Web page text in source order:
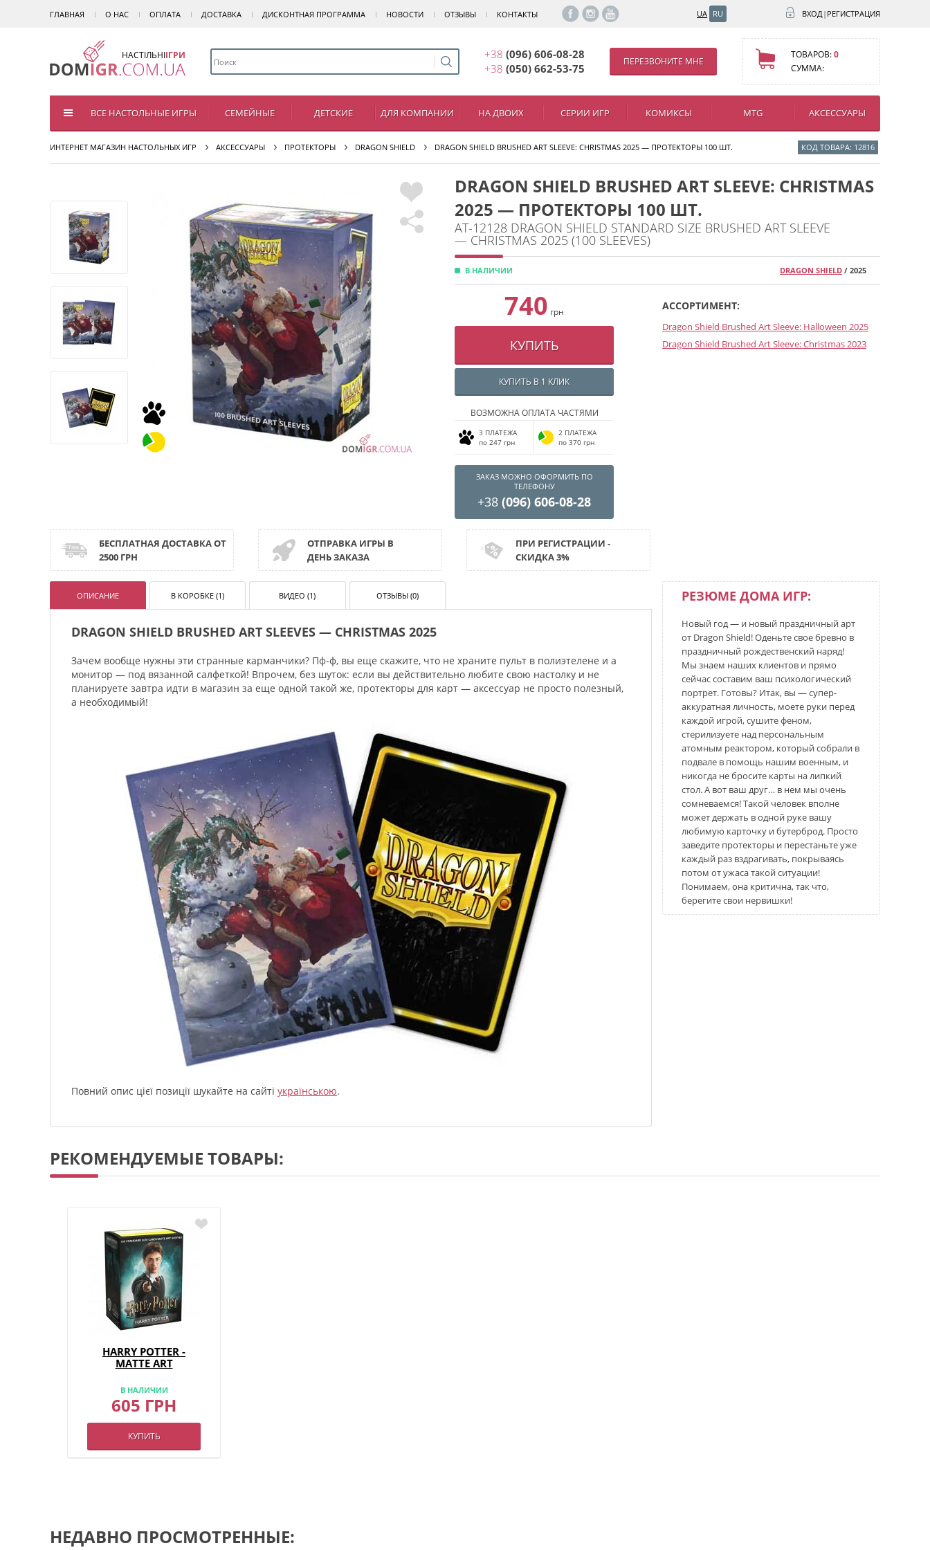
ГЛАВНАЯ О НАС ОПЛАТА ДОСТАВКА ДИСКОНТНАЯ ПРОГРАММА НОВОСТИ ОТЗЫВЫ КОНТАКТЫ UA RU ВХОД| РЕГИСТРАЦИЯ
НАСТІЛЬНІІГРИ +38 (096) 606-08-28
+38 (050) 662-53-75
ПЕРЕЗВОНИТЕ МНЕ
ТОВАРОВ:0
СУММА:
ВСЕ НАСТОЛЬНЫЕ ИГРЫ СЕМЕЙНЫЕ ДЕТСКИЕ ДЛЯ КОМПАНИИ НА ДВОИХ СЕРИИ ИГР КОМИКСЫ MTG АКСЕССУАРЫ
ИНТЕРНЕТ МАГАЗИН НАСТОЛЬНЫХ ИГР АКСЕССУАРЫ ПРОТЕКТОРЫ DRAGON SHIELD DRAGON SHIELD BRUSHED ART SLEEVE: CHRISTMAS 2025 — ПРОТЕКТОРЫ 100 ШТ. КОД ТОВАРА: 12816
DRAGON SHIELD BRUSHED ART SLEEVE: CHRISTMAS
2025 — ПРОТЕКТОРЫ 100 ШТ.
AT-12128 DRAGON SHIELD STANDARD SIZE BRUSHED ART SLEEVE
— CHRISTMAS 2025 (100 SLEEVES)
В НАЛИЧИИ DRAGON SHIELD / 2025
740 грн
КУПИТЬ
КУПИТЬ В 1 КЛИК
ВОЗМОЖНА ОПЛАТА ЧАСТЯМИ
3 ПЛАТЕЖА
по 247 грн
2 ПЛАТЕЖА
по 370 грн
ЗАКАЗ МОЖНО ОФОРМИТЬ ПО
ТЕЛЕФОНУ
+38 (096) 606-08-28
АССОРТИМЕНТ:
Dragon Shield Brushed Art Sleeve: Halloween 2025
Dragon Shield Brushed Art Sleeve: Christmas 2023
БЕСПЛАТНАЯ ДОСТАВКА ОТ
2500 ГРН
ОТПРАВКА ИГРЫ В
ДЕНЬ ЗАКАЗА
ПРИ РЕГИСТРАЦИИ -
СКИДКА 3%
РЕЗЮМЕ ДОМА ИГР:
Новый год — и новый праздничный арт
от Dragon Shield! Оденьте свое бревно в
праздничный рождественский наряд!
Мы знаем наших клиентов и прямо
сейчас составим ваш психологический
портрет. Готовы? Итак, вы — супер-
аккуратная личность, моете руки перед
каждой игрой, сушите феном,
стерилизуете над персональным
атомным реактором, который собрали в
подвале в помощь нашим военным, и
никогда не бросите карты на липкий
стол. А вот ваш друг… в нем мы очень
сомневаемся! Такой человек вполне
может держать в одной руке вашу
любимую карточку и бутерброд. Просто
заведите протекторы и перестаньте уже
каждый раз вздрагивать, покрываясь
потом от ужаса такой ситуации!
Понимаем, она критична, так что,
берегите свои нервишки!
ОПИСАНИЕ В КОРОБКЕ (1) ВИДЕО (1) ОТЗЫВЫ (0)
DRAGON SHIELD BRUSHED ART SLEEVES — CHRISTMAS 2025
Зачем вообще нужны эти странные карманчики? Пф-ф, вы еще скажите, что не храните пульт в полиэтелене и а
монитор — под вязанной салфеткой! Впрочем, без шуток: если вы действительно любите свою настолку и не
планируете завтра идти в магазин за еще одной такой же, протекторы для карт — аксессуар не просто полезный,
а необходимый!
Повний опис цієї позиції шукайте на сайті українською.
РЕКОМЕНДУЕМЫЕ ТОВАРЫ:
HARRY POTTER -
MATTE ART
В НАЛИЧИИ
605 ГРН
КУПИТЬ
НЕДАВНО ПРОСМОТРЕННЫЕ: